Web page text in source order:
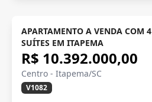
LANÇAMENTO
Vídeo
APARTAMENTO A VENDA COM 4
SUÍTES EM ITAPEMA
R$ 10.392.000,00
Centro - Itapema/SC
V1082